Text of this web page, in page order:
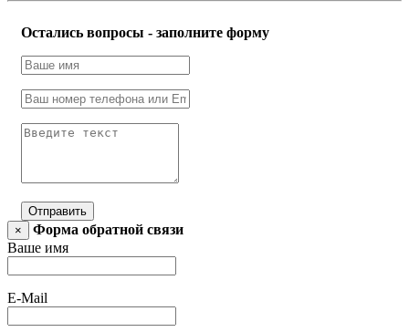
Остались вопросы - заполните форму
Отправить
×
Форма обратной связи
Ваше имя
E-Mail